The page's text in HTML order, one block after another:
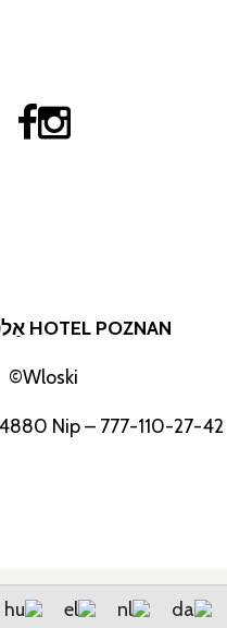
HOTEL POZNAN אַלטע שטאָט
Wloski©
Nip – 777-110-27-42